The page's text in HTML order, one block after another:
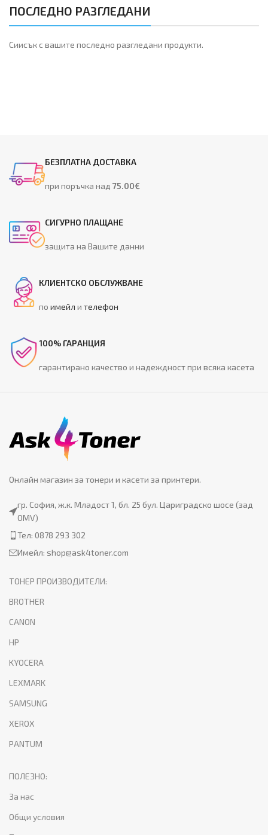
ПОСЛЕДНО РАЗГЛЕДАНИ
Сиисък с вашите последно разгледани продукти.
БЕЗПЛАТНА ДОСТАВКА
при поръчка над75.00€
СИГУРНО ПЛАЩАНЕ
защита на Вашите данни
КЛИЕНТСКО ОБСЛУЖВАНЕ
поимейл ителефон
100% ГАРАНЦИЯ
гарантирано качество и надеждност при всяка касета
Онлайн магазин за тонери и касети за принтери.
гр. София, ж.к. Младост 1, бл. 25 бул. Цариградско шосе (зад
OMV)
Тел: 0878 293 302
Имейл: shop@ask4toner.com
ТОНЕР ПРОИЗВОДИТЕЛИ:
BROTHER
CANON
HP
KYOCERA
LEXMARK
SAMSUNG
XEROX
PANTUM
ПОЛЕЗНО:
За нас
Общи условия